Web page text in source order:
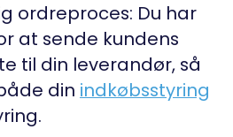
ordreproces: Du har
at sende kundens
til din leverandør, så
din indkøbsstyring